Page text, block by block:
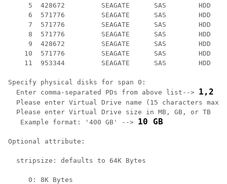
     5  428672         SEAGATE      SAS        HDD
     6  571776         SEAGATE      SAS        HDD
     7  571776         SEAGATE      SAS        HDD
     8  571776         SEAGATE      SAS        HDD
     9  428672         SEAGATE      SAS        HDD
    10  571776         SEAGATE      SAS        HDD
    11  953344         SEAGATE      SAS        HDD
Specify physical disks for span 0:
  Enter comma-separated PDs from above list-->
1,2
Please enter Virtual Drive name (15 characters
  Please enter Virtual Drive size in MB, GB, or TB
   Example format: '400 GB' -->
10 GB
Optional attribute:
  stripsize: defaults to 64K Bytes
     0: 8K Bytes